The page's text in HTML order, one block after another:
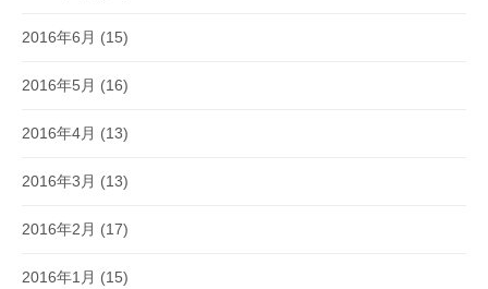
2016年6月 (15)
2016年5月 (16)
2016年4月 (13)
2016年3月 (13)
2016年2月 (17)
2016年1月 (15)